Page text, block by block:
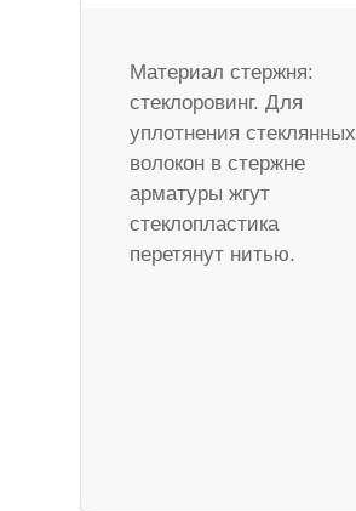
Материал стержня:
стеклоровинг. Для
уплотнения стеклянных
волокон в стержне
арматуры жгут
стеклопластика
перетянут нитью.